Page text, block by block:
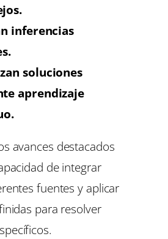
inferencias
soluciones
aprendizaje
avances destacados
de integrar
fuentes y aplicar
para resolver